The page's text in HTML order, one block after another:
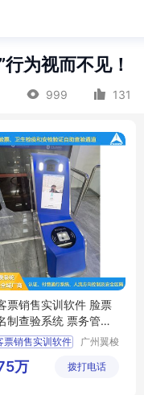
为视而不见！
999 131
票销售实训软件 脸票
制查验系统 票务管理
践设备
票销售实训软件
理实训实践设备
广州翼梭
有限公司
万 拨打电话